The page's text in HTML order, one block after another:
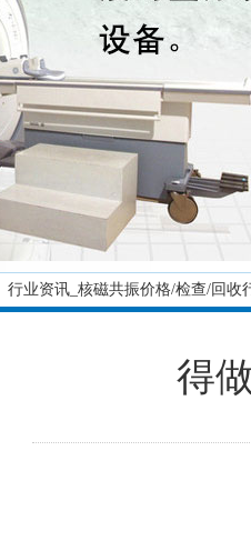
行业资讯_核磁共振价格/检查/回收
得